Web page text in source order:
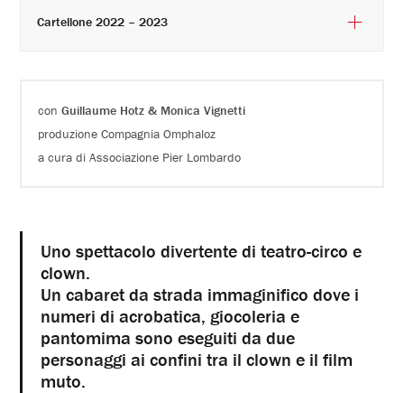
conGuillaume Hotz & Monica Vignetti
produzione Compagnia Omphaloz
a cura di Associazione Pier Lombardo
Uno spettacolo divertente di teatro-circo e
clown.
Un cabaret da strada immaginifico dove i
numeri di acrobatica, giocoleria e
pantomima sono eseguiti da due
personaggi ai confini tra il clown e il film
muto.
Cartellone 2022 – 2023